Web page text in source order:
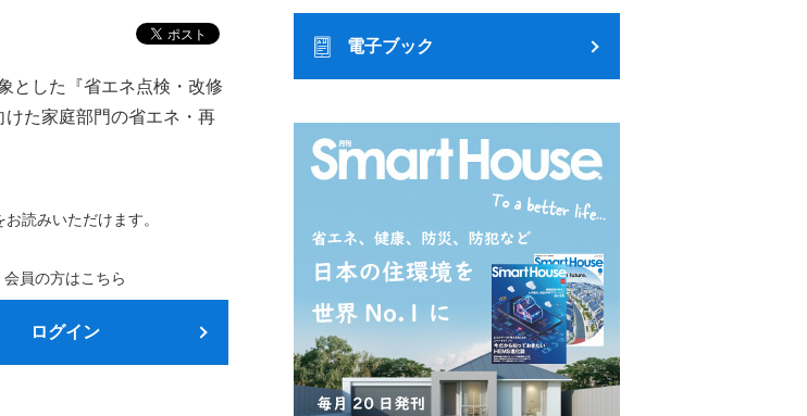
とした『省エネ点検・改修
た家庭部門の省エネ・再
読みいただけます。
会員の方はこちら
ログイン
電子ブック